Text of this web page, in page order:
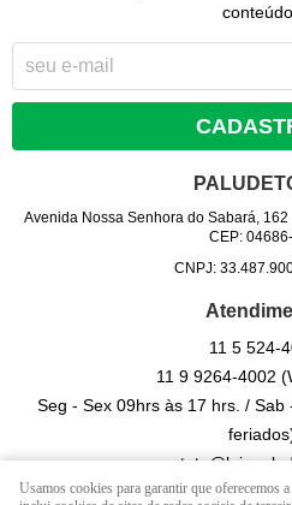
Avenida Nossa Senhora do Sabará, 162
CEP:
CNPJ:
11 5524-
11 9 9264-4002
Seg - Sex 09hrs às 17 hrs. /
Usamos cookies para garantir que oferecemos